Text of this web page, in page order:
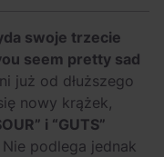
swoje trzecie
seem pretty sad
już od dłuższego
nowy krążek,
i “GUTS”
podlega jednak